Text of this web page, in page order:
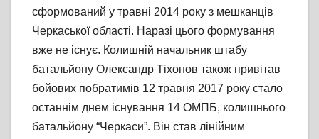
сформований у травні 2014 року з мешканців
Черкаської області. Наразі цього формування
вже не існує. Колишній начальник штабу
батальйону Олександр Тіхонов також привітав
бойових побратимів 12 травня 2017 року стало
останнім днем існування 14 ОМПБ, колишнього
батальйону “Черкаси”. Він став лінійним